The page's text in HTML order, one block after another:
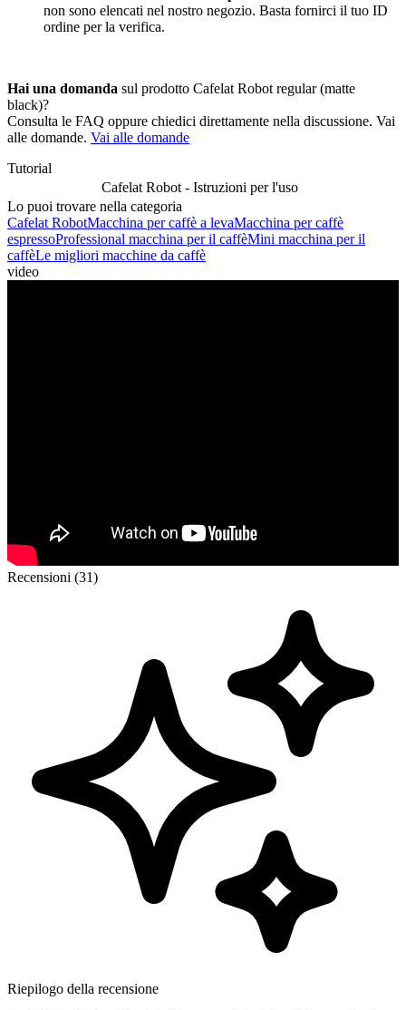
non sono elencati nel nostro negozio. Basta fornirci il tuo ID
ordine per la verifica.
Hai una domanda sul prodotto Cafelat Robot regular (matte
black)?
Consulta le FAQ oppure chiedici direttamente nella discussione. Vai
alle domande. Vai alle domande
Tutorial
Cafelat Robot - Istruzioni per l'uso
Lo puoi trovare nella categoria
Cafelat RobotMacchina per caffè a levaMacchina per caffè
espressoProfessional macchina per il caffèMini macchina per il
caffèLe migliori macchine da caffè
video
Recensioni (31)
Riepilogo della recensione